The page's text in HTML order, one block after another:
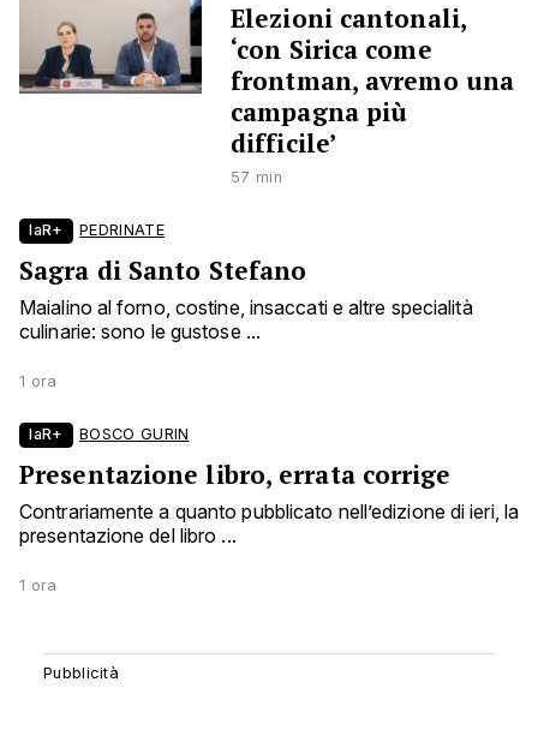
Elezioni cantonali,
‘con Sirica come
frontman, avremo una
campagna più
difficile’
57 min
laR+ PEDRINATE
Sagra di Santo Stefano
Maialino al forno, costine, insaccati e altre specialità
culinarie: sono le gustose ...
1 ora
laR+ BOSCO GURIN
Presentazione libro, errata corrige
Contrariamente a quanto pubblicato nell’edizione di ieri, la
presentazione del libro ...
1 ora